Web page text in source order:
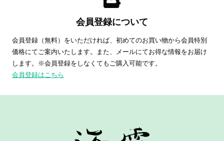
会員登録について
会員登録（無料）をいただければ、初めてのお買い物から会員特別
価格にてご案内いたします。また、メールにてお得な情報をお届け
します。※会員登録をしなくてもご購入可能です。
会員登録はこちら